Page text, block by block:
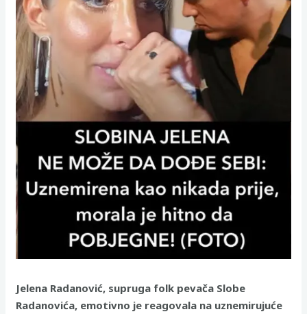
Jelena Radanović, supruga folk pevača Slobe
Radanovića, emotivno je reagovala na uznemirujuće